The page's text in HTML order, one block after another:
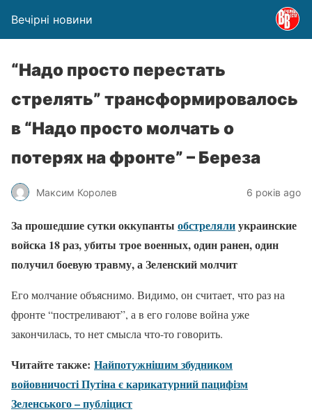
Вечірні новини
“Надо просто перестать
стрелять” трансформировалось
в “Надо просто молчать о
потерях на фронте” – Береза
Максим Королев 6 років ago
За прошедшие сутки оккупанты обстрелялиукраинские
войска 18 раз, убиты трое военных, один ранен, один
получил боевую травму, а Зеленский молчит
Его молчание объяснимо. Видимо, он считает, что раз на
фронте “постреливают”, а в его голове война уже
закончилась, то нет смысла что-то говорить.
Читайте также: Найпотужнішим збудником
войовничості Путіна є карикатурний пацифізм
Зеленського – публіцист